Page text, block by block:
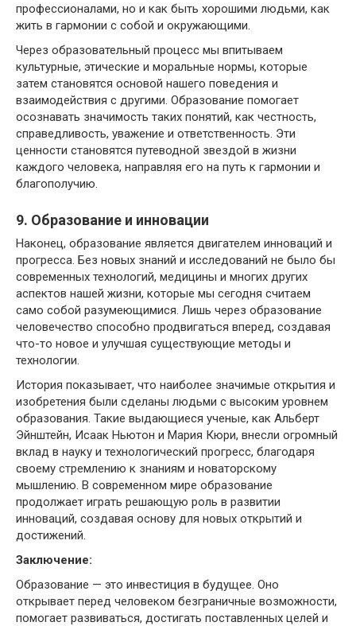
профессионалами, но и как быть хорошими людьми, как
жить в гармонии с собой и окружающими.
Через образовательный процесс мы впитываем
культурные, этические и моральные нормы, которые
затем становятся основой нашего поведения и
взаимодействия с другими. Образование помогает
осознавать значимость таких понятий, как честность,
справедливость, уважение и ответственность. Эти
ценности становятся путеводной звездой в жизни
каждого человека, направляя его на путь к гармонии и
благополучию.
9. Образование и инновации
Наконец, образование является двигателем инноваций и
прогресса. Без новых знаний и исследований не было бы
современных технологий, медицины и многих других
аспектов нашей жизни, которые мы сегодня считаем
само собой разумеющимися. Лишь через образование
человечество способно продвигаться вперед, создавая
что-то новое и улучшая существующие методы и
технологии.
История показывает, что наиболее значимые открытия и
изобретения были сделаны людьми с высоким уровнем
образования. Такие выдающиеся ученые, как Альберт
Эйнштейн, Исаак Ньютон и Мария Кюри, внесли огромный
вклад в науку и технологический прогресс, благодаря
своему стремлению к знаниям и новаторскому
мышлению. В современном мире образование
продолжает играть решающую роль в развитии
инноваций, создавая основу для новых открытий и
достижений.
Заключение:
Образование — это инвестиция в будущее. Оно
открывает перед человеком безграничные возможности,
помогает развиваться, достигать поставленных целей и